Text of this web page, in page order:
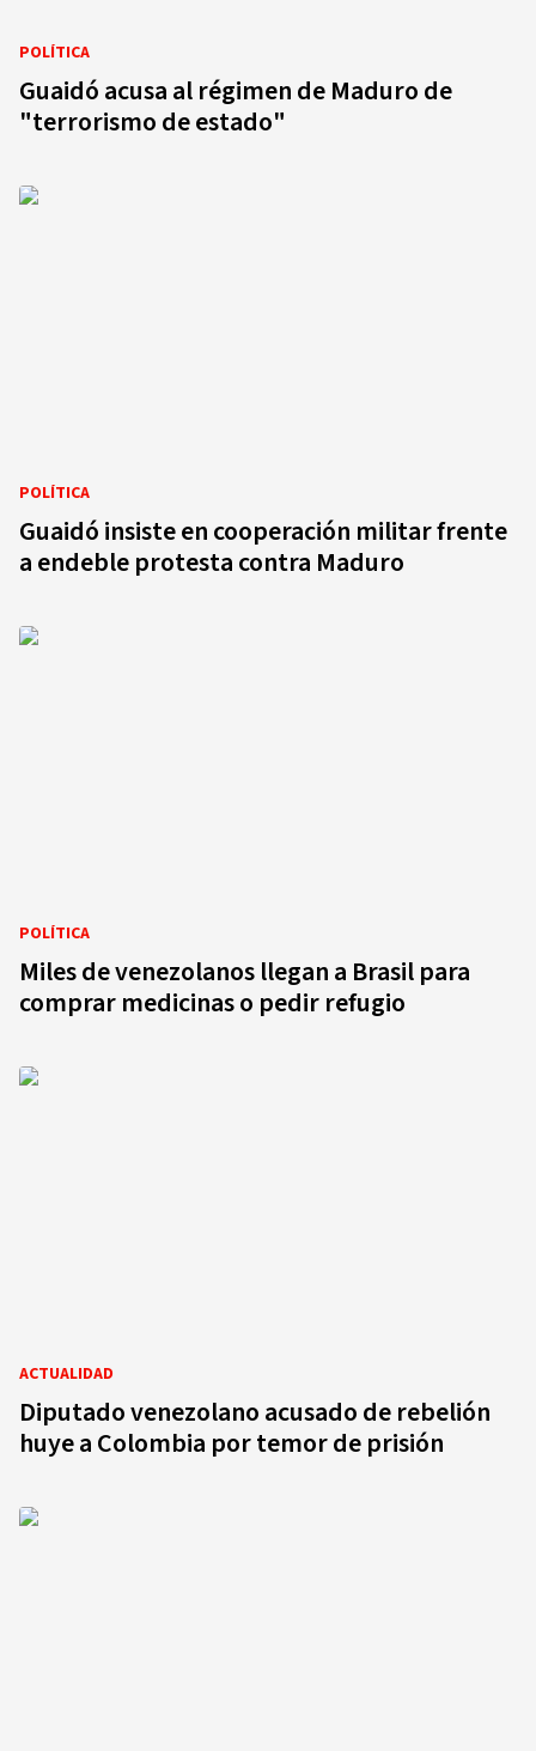
POLÍTICA
Guaidó acusa al régimen de Maduro de
"terrorismo de estado"
POLÍTICA
Guaidó insiste en cooperación militar frente
a endeble protesta contra Maduro
POLÍTICA
Miles de venezolanos llegan a Brasil para
comprar medicinas o pedir refugio
ACTUALIDAD
Diputado venezolano acusado de rebelión
huye a Colombia por temor de prisión